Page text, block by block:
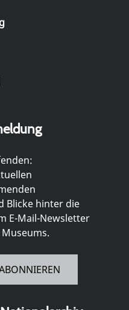
Blicke hinter die
E-Mail-Newsletter